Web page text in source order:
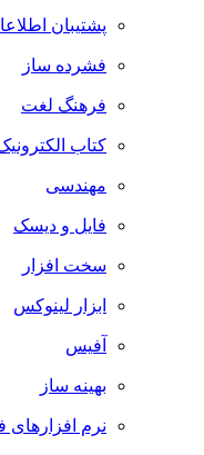
پشتیبان
فشرده ساز
فرهنگ لغت
کتاب
مهندسی
فایل و دیسک
سخت افزار
ابزار لینوکس
آفیس
بهینه ساز
نرم افزارهای